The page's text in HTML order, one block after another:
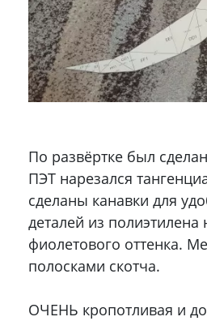
По развёртке был
ПЭТ нарезался
сделаны канавки для
деталей из полиэтилена
фиолетового оттенка.
полосками скотча.
ОЧЕНЬ кропотливая и